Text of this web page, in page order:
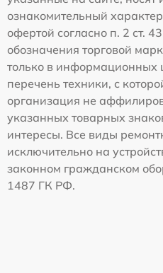
ознакомительный
офертой согласно п. 2 ст.
обозначения торговой
только в информационных
перечень техники, с
организация не
указанных товарных
интересы. Все виды
исключительно на
законном гражданском
1487 ГК РФ.